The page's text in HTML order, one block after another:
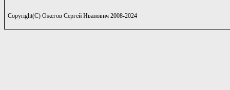
Copyright(C) Ожегов Сергей Иванович 2008-2024